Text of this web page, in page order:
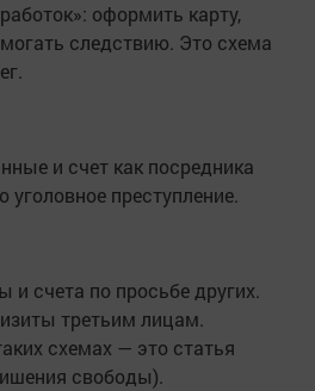
оформить карту,
следствию. Это схема
и счет как посредника
преступление.
счета по просьбе других.
третьим лицам.
схемах — это статья
свободы).